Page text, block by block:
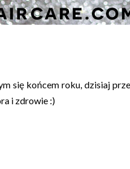
się końcem roku, dzisiaj
i zdrowie :)